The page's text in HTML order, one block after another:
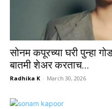
सोनम कपूरच्या घरी पुन्हा
बातमी शेअर करताच...
Radhika K - March 30, 2026